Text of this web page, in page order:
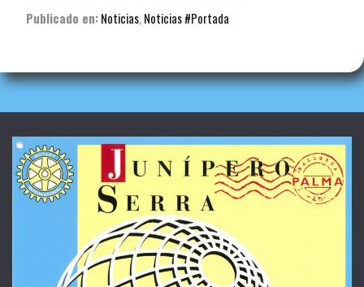
Publicado en:Noticias, Noticias #Portada